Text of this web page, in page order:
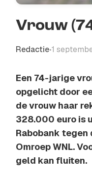
Vrouw
Redactie•1
Een 74-jarige
opgelicht door
de vrouw haar
328.000 euro is
Rabobank tegen
Omroep WNL.
geld kan fluiten.